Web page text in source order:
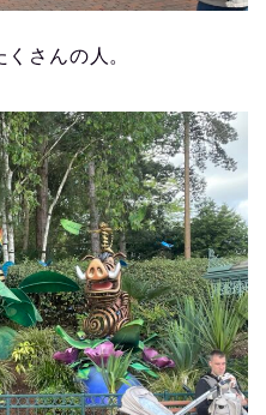
さんの人。